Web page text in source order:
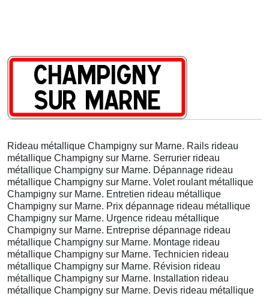
Rideau métallique Champigny sur Marne. Rails rideau
métallique Champigny sur Marne. Serrurier rideau
métallique Champigny sur Marne. Dépannage rideau
métallique Champigny sur Marne. Volet roulant métallique
Champigny sur Marne. Entretien rideau métallique
Champigny sur Marne. Prix dépannage rideau métallique
Champigny sur Marne. Urgence rideau métallique
Champigny sur Marne. Entreprise dépannage rideau
métallique Champigny sur Marne. Montage rideau
métallique Champigny sur Marne. Technicien rideau
métallique Champigny sur Marne. Révision rideau
métallique Champigny sur Marne. Installation rideau
métallique Champigny sur Marne. Devis rideau métallique